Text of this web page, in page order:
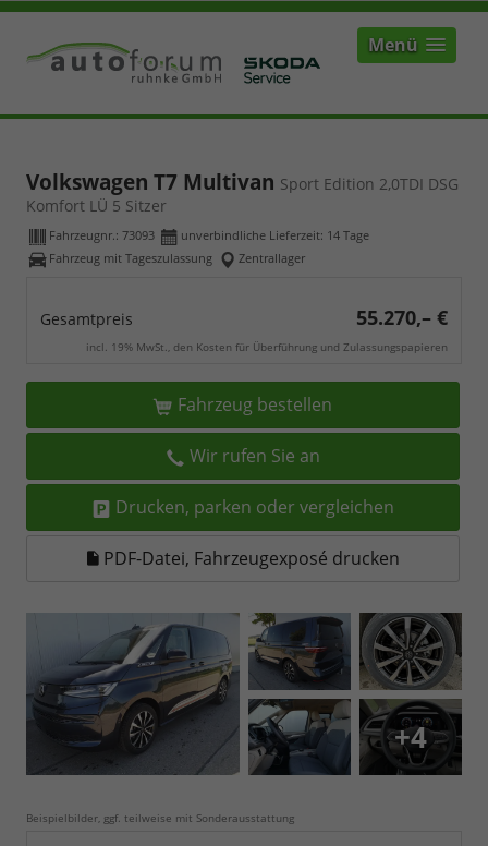
Menü
Volkswagen T7 Multivan Sport Edition 2,0TDI DSG
Komfort LÜ 5 Sitzer
Fahrzeugnr.: 73093 unverbindliche Lieferzeit: 14 Tage
Fahrzeug mit Tageszulassung
Zentrallager
Gesamtpreis 55.270,– €
incl. 19% MwSt., den Kosten für Überführung und Zulassungspapieren
Fahrzeug bestellen
Wir rufen Sie an
Drucken, parken oder vergleichen
PDF-Datei, Fahrzeugexposé drucken
+4
Beispielbilder, ggf. teilweise mit Sonderausstattung